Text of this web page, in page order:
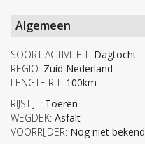
Algemeen
SOORT ACTIVITEIT: Dagtocht
REGIO: Zuid Nederland
LENGTE RIT: 100km
RIJSTIJL: Toeren
WEGDEK: Asfalt
VOORRIJDER: Nog niet bekend